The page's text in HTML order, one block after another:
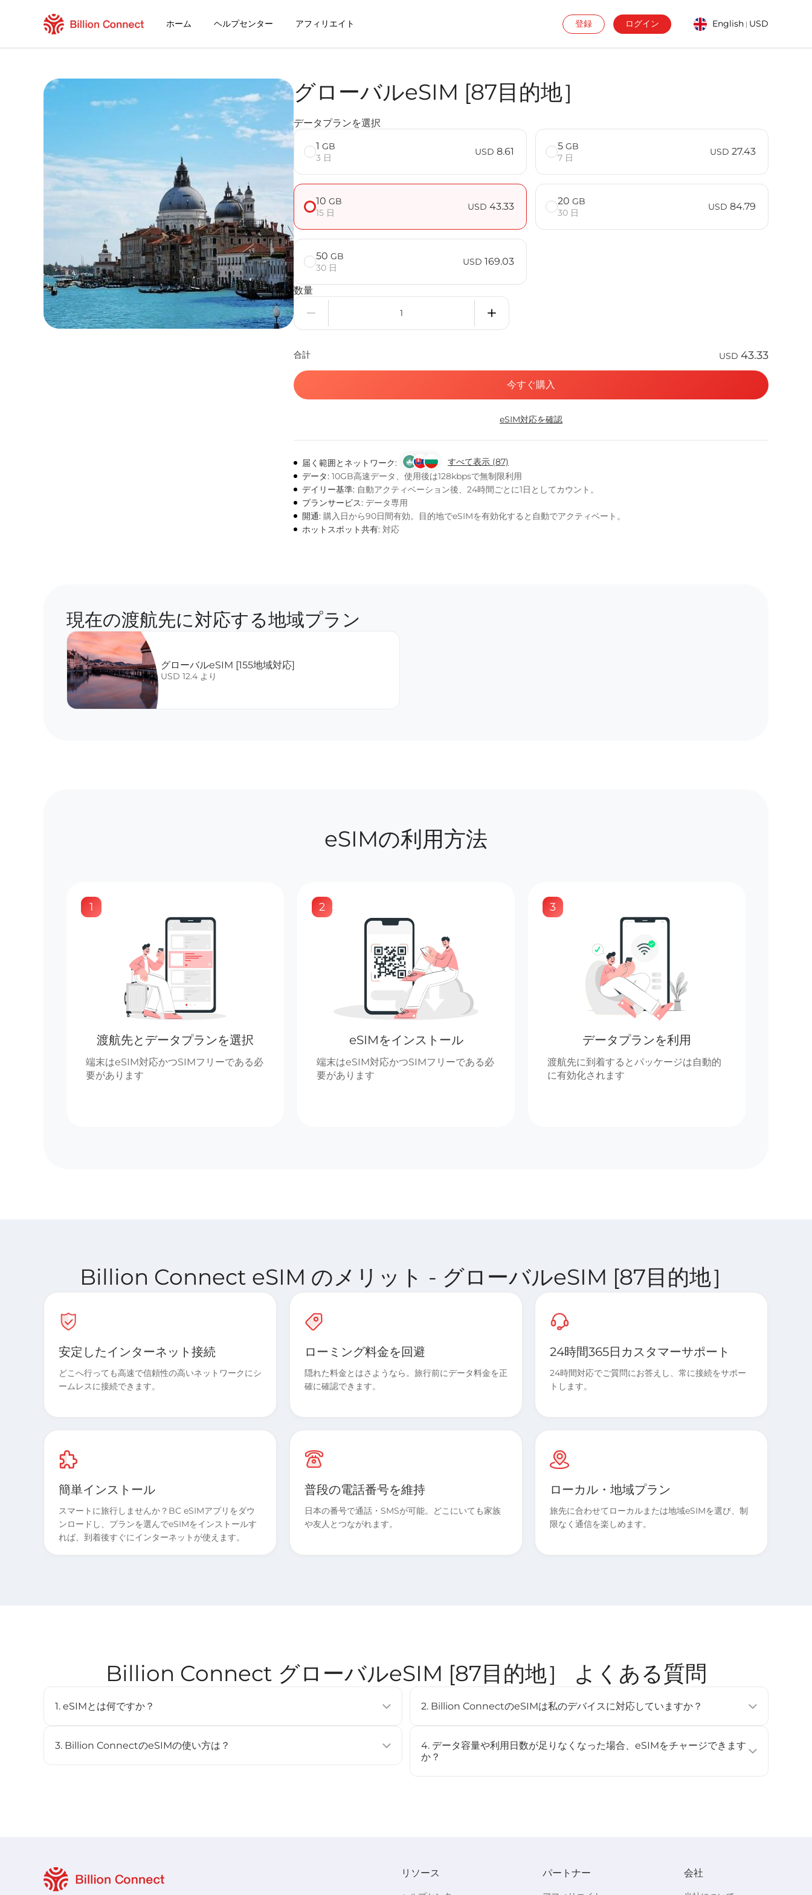
ホーム ヘルプセンター アフィリエイト 登録 ログイン English | USD
現在の目的地の周遊プラン
eSIMの利用方法
GuatemalaでBillion Connect eSIMを利用するメリット
Billion Connect グローバルeSIM [87目的地］ FAQ
目的地とデータプランを選ぶ
eSIMをインストールする
データプランを利用する
24時間年中無休のカスタマーサービス
簡単なインストール
国内の電話番号をそのままキープ
ローカル・周遊プラン
グローバルeSIM [87目的地］
データプランを選択
1 GB
3 日
USD 8.61 5 GB
7 日
USD 27.43
10 GB
15 日
USD 43.33 20 GB
30 日
USD 84.79
50 GB
30 日
USD 169.03
数量
合計 USD 43.33
今すぐ購入
eSIM対応を確認
届く範囲とネットワーク:
すべて表示 (87)
データ: 10GB高速データ、使用後は128kbpsで無制限利用
デイリー基準: 自動アクティベーション後、24時間ごとに1日としてカウント。
プランサービス: データ専用
開通: 購入日から90日間有効。目的地でeSIMを有効化すると自動でアクティベート。
ホットスポット共有: 対応
現在の渡航先に対応する地域プラン
グローバルeSIM [155地域対応]
USD 12.4 より
eSIMの利用方法
1
渡航先とデータプランを選択
端末はeSIM対応かつSIMフリーである必
要があります
2
eSIMをインストール
端末はeSIM対応かつSIMフリーである必
要があります
3
データプランを利用
渡航先に到着するとパッケージは自動的
に有効化されます
Billion Connect eSIM のメリット - グローバルeSIM [87目的地］
安定したインターネット接続
どこへ行っても高速で信頼性の高いネットワークにシ
ームレスに接続できます。
ローミング料金を回避
隠れた料金とはさようなら。旅行前にデータ料金を正
確に確認できます。
24時間365日カスタマーサポート
24時間対応でご質問にお答えし、常に接続をサポー
トします。
簡単インストール
スマートに旅行しませんか？BC eSIMアプリをダウ
ンロードし、プランを選んでeSIMをインストールす
れば、到着後すぐにインターネットが使えます。
普段の電話番号を維持
日本の番号で通話・SMSが可能。どこにいても家族
や友人とつながれます。
ローカル・地域プラン
旅先に合わせてローカルまたは地域eSIMを選び、制
限なく通信を楽しめます。
Billion Connect グローバルeSIM [87目的地］ よくある質問
1. eSIMとは何ですか？
デジタルSIMです。対応デバイスに内蔵されており、複数のプロファイルを保存するこ
3. Billion ConnectのeSIMの使い方は？
-「データローミング」をオンにし、「モバイルデータ」でBC eSIMを選択してくださ
い。
2. Billion ConnectのeSIMは私のデバイスに対応していますか？
（例：iPhone XS以降、Google Pixel 3以降、Samsung Galaxy S20以降）。詳しくは
[対応デバイス ]ページをご確認ください。
4. データ容量や利用日数が足りなくなった場合、eSIMをチャージできます
か？
リソース パートナー 会社